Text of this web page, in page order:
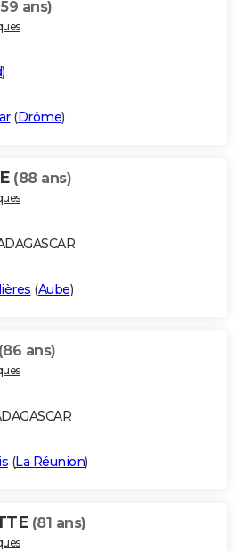
ans)
)
(Drôme)
(88 ans)
(Aube)
(86 ans)
(La Réunion)
(81 ans)